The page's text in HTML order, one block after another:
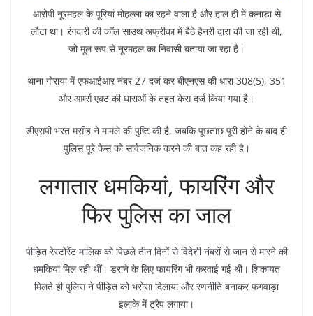
आरोपी नूरमहल के पूरियां मोहल्ला का रहने वाला है और हाल ही में कनाडा से
लौटा था। रंगदारी की कॉल साउथ अफ्रीका में बैठे हैनरी द्वारा की जा रही थी,
जो मूल रूप से नूरमहल का निवासी बताया जा रहा है।
थाना गोराया में एफआईआर नंबर 27 दर्ज कर बीएनएस की धारा 308(5), 351
और आर्म्स एक्ट की धाराओं के तहत केस दर्ज किया गया है।
डीएसपी भरत मसीह ने मामले की पुष्टि की है, जबकि पूछताछ पूरी होने के बाद ही
पुलिस पूरे केस को सार्वजनिक करने की बात कह रही है।
लगातार धमकियां, फायरिंग और
फिर पुलिस का जाल
पीड़ित रेस्टोरेंट मालिक को पिछले तीन दिनों से विदेशी नंबरों से जान से मारने की
धमकियां मिल रही थीं। डराने के लिए फायरिंग भी करवाई गई थी। शिकायत
मिलते ही पुलिस ने पीड़ित को भरोसा दिलाया और रणनीति बनाकर फगवाड़ा
इलाके में ट्रैप लगाया।